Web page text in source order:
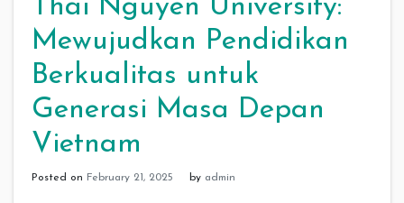
Thai Nguyen University:
Mewujudkan Pendidikan
Berkualitas untuk
Generasi Masa Depan
Vietnam
Posted on February 21, 2025 by admin